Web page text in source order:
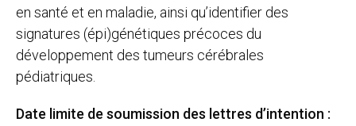
en santé et en maladie, ainsi qu’identifier des
signatures (épi)génétiques précoces du
développement des tumeurs cérébrales
pédiatriques.
Date limite de soumission des lettres d’intention :